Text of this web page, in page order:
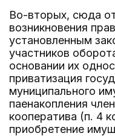
Во-вторых, сюда
возникновения
установленным
участников
основании их
приватизация
муниципального
паенакопления
кооператива (п. 4
приобретение